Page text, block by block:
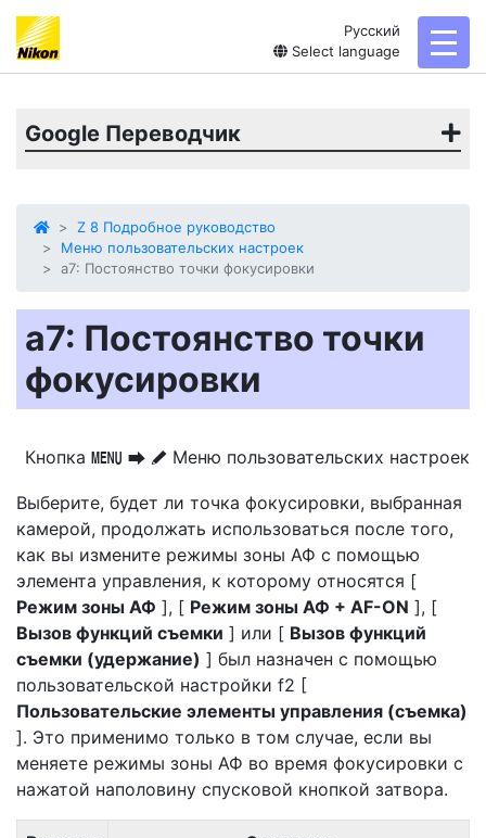
Русский
Select language
Google Переводчик
Z 8 Подробное руководство
Меню пользовательских настроек
a7: Постоянство точки фокусировки
a7: Постоянство точки
фокусировки
Кнопка G U A Меню пользовательских настроек
Выберите, будет ли точка фокусировки, выбранная
камерой, продолжать использоваться после того,
как вы измените режимы зоны АФ с помощью
элемента управления, к которому относятся [
Режим зоны АФ ], [ Режим зоны АФ + AF-ON ], [
Вызов функций съемки ] или [ Вызов функций
съемки (удержание) ] был назначен с помощью
пользовательской настройки f2 [
Пользовательские элементы управления (съемка)
]. Это применимо только в том случае, если вы
меняете режимы зоны АФ во время фокусировки с
нажатой наполовину спусковой кнопкой затвора.